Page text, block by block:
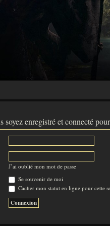
soyez enregistré et connecté
J’ai oublié mon mot de passe
Se souvenir de moi
Cacher mon statut en ligne pour cette